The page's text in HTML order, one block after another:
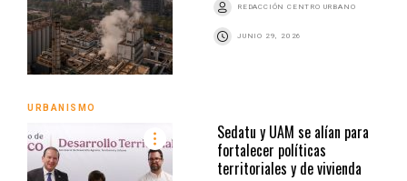
REDACCIÓN CENTRO URBANO
JUNIO 29, 2026
URBANISMO
Sedatu y UAM se alían para
fortalecer políticas
territoriales y de vivienda